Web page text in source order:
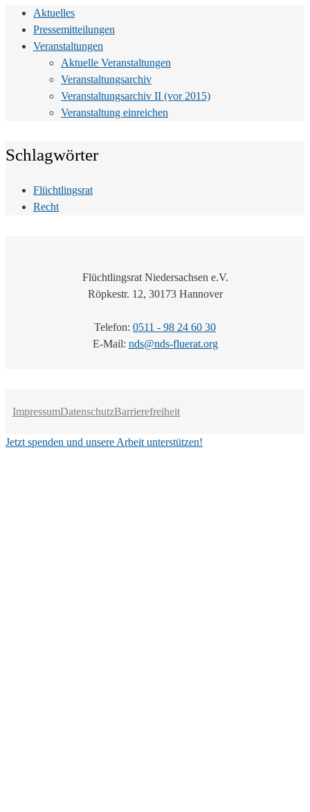
Aktuelles
Pressemitteilungen
Veranstaltungen
Aktuelle Veranstaltungen
Veranstaltungsarchiv
Veranstaltungsarchiv II (vor 2015)
Veranstaltung einreichen
Schlagwörter
Flüchtlingsrat
Recht
Flüchtlingsrat Niedersachsen e.V.
Röpkestr. 12, 30173 Hannover
Telefon: 0511 - 98 24 60 30
E-Mail: nds@nds-fluerat.org
ImpressumDatenschutzBarrierefreiheit
Jetzt spenden und unsere Arbeit unterstützen!